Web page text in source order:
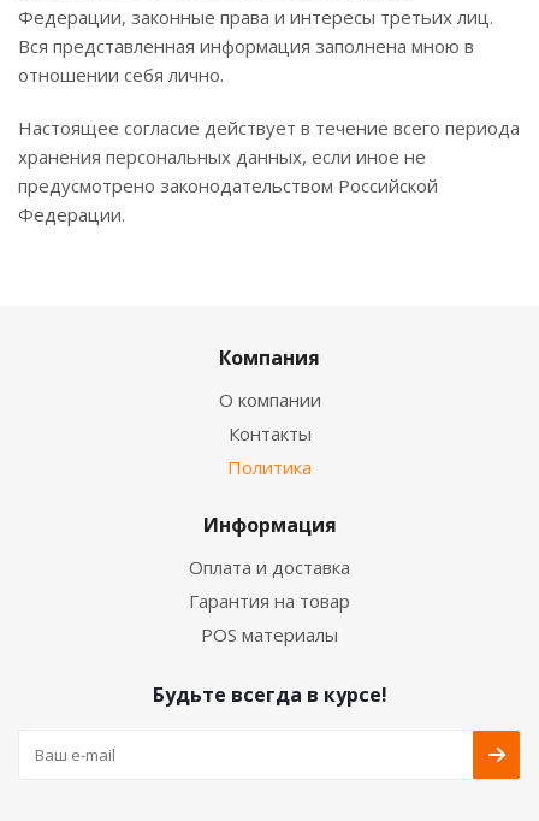
Федерации, законные права и интересы третьих лиц.
Вся представленная информация заполнена мною в
отношении себя лично.
Настоящее согласие действует в течение всего периода
хранения персональных данных, если иное не
предусмотрено законодательством Российской
Федерации.
Компания
О компании
Контакты
Политика
Информация
Оплата и доставка
Гарантия на товар
POS материалы
Будьте всегда в курсе!